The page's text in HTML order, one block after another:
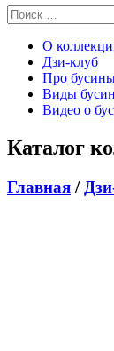
О
Дзи-клуб
Про
Виды
Видео о
Каталог
Главная /